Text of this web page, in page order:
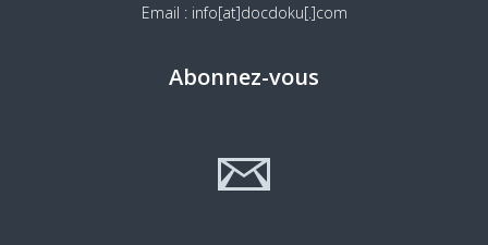
Email : info[at]docdoku[.]com
Abonnez-vous